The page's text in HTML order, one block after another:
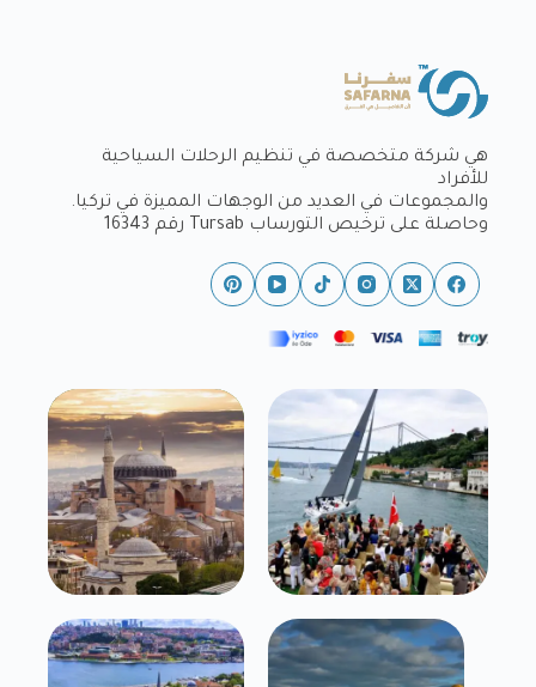
هي شركة متخصصة في تنظيم الرحلات السياحية
للأفراد
والمجموعات في العديد من الوجهات المميزة في تركيا.
وحاصلة على ترخيص التورساب Tursab رقم 16343